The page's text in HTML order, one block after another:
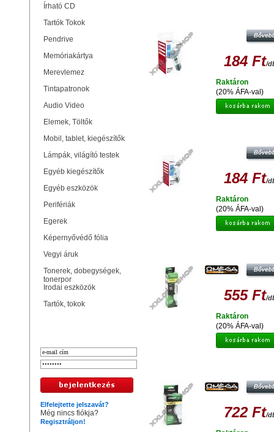
Írható CD
Tartók Tokok
Pendrive
Memóriakártya
Merevlemez
Tintapatronok
Audio Video
Elemek, Töltők
Mobil, tablet, kiegészítők
Lámpák, világító testek
Egyéb kiegészítők
Egyéb eszközök
Perifériák
Egerek
Képernyővédő fólia
Vegyi áruk
Tonerek, dobegységek,
tonerpor
Irodai eszközök
Tartók, tokok
Elfelejtette jelszavát?
Még nincs fiókja?
Regisztráljon!
184 Ft/
(20% ÁFA-val)
Raktáron
184 Ft/
(20% ÁFA-val)
Raktáron
555 Ft/
(20% ÁFA-val)
Raktáron
722 Ft/